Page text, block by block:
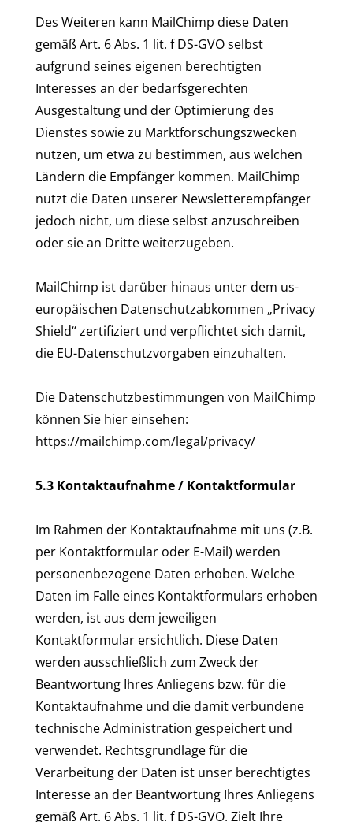
Des Weiteren kann MailChimp diese Daten
gemäß Art. 6 Abs. 1 lit. f DS-GVO selbst
aufgrund seines eigenen berechtigten
Interesses an der bedarfsgerechten
Ausgestaltung und der Optimierung des
Dienstes sowie zu Marktforschungszwecken
nutzen, um etwa zu bestimmen, aus welchen
Ländern die Empfänger kommen. MailChimp
nutzt die Daten unserer Newsletterempfänger
jedoch nicht, um diese selbst anzuschreiben
oder sie an Dritte weiterzugeben.
MailChimp ist darüber hinaus unter dem us-
europäischen Datenschutzabkommen „Privacy
Shield“ zertifiziert und verpflichtet sich damit,
die EU-Datenschutzvorgaben einzuhalten.
Die Datenschutzbestimmungen von MailChimp
können Sie hier einsehen:
https://mailchimp.com/legal/privacy/
5.3 Kontaktaufnahme / Kontaktformular
Im Rahmen der Kontaktaufnahme mit uns (z.B.
per Kontaktformular oder E-Mail) werden
personenbezogene Daten erhoben. Welche
Daten im Falle eines Kontaktformulars erhoben
werden, ist aus dem jeweiligen
Kontaktformular ersichtlich. Diese Daten
werden ausschließlich zum Zweck der
Beantwortung Ihres Anliegens bzw. für die
Kontaktaufnahme und die damit verbundene
technische Administration gespeichert und
verwendet. Rechtsgrundlage für die
Verarbeitung der Daten ist unser berechtigtes
Interesse an der Beantwortung Ihres Anliegens
gemäß Art. 6 Abs. 1 lit. f DS-GVO. Zielt Ihre